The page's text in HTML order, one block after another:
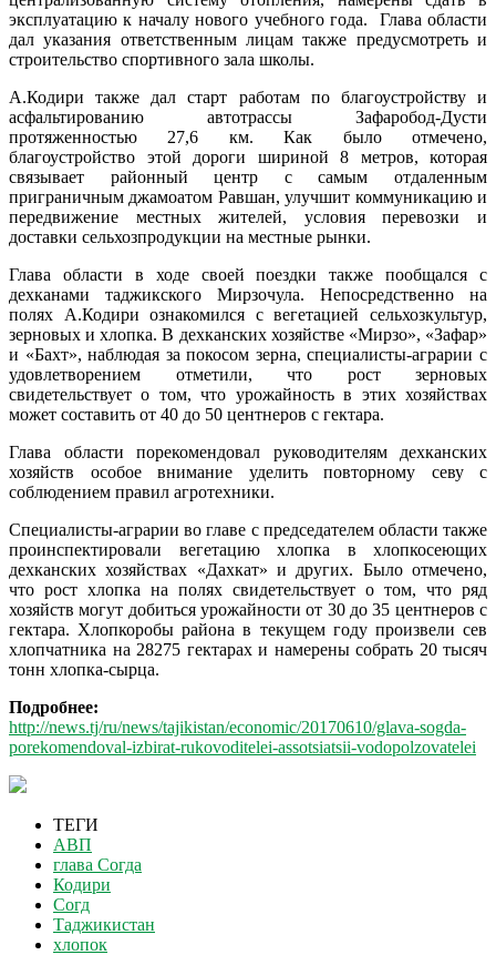
эксплуатацию к началу нового учебного года. Глава области
дал указания ответственным лицам также предусмотреть и
строительство спортивного зала школы.
А.Кодири также дал старт работам по благоустройству и
асфальтированию автотрассы Зафаробод-Дусти
протяженностью 27,6 км. Как было отмечено,
благоустройство этой дороги шириной 8 метров, которая
связывает районный центр с самым отдаленным
приграничным джамоатом Равшан, улучшит коммуникацию и
передвижение местных жителей, условия перевозки и
доставки сельхозпродукции на местные рынки.
Глава области в ходе своей поездки также пообщался с
дехканами таджикского Мирзочула. Непосредственно на
полях А.Кодири ознакомился с вегетацией сельхозкультур,
зерновых и хлопка. В дехканских хозяйстве «Мирзо», «Зафар»
и «Бахт», наблюдая за покосом зерна, специалисты-аграрии с
удовлетворением отметили, что рост зерновых
свидетельствует о том, что урожайность в этих хозяйствах
может составить от 40 до 50 центнеров с гектара.
Глава области порекомендовал руководителям дехканских
хозяйств особое внимание уделить повторному севу с
соблюдением правил агротехники.
Специалисты-аграрии во главе с председателем области также
проинспектировали вегетацию хлопка в хлопкосеющих
дехканских хозяйствах «Дахкат» и других. Было отмечено,
что рост хлопка на полях свидетельствует о том, что ряд
хозяйств могут добиться урожайности от 30 до 35 центнеров с
гектара. Хлопкоробы района в текущем году произвели сев
хлопчатника на 28275 гектарах и намерены собрать 20 тысяч
тонн хлопка-сырца.
Подробнее:
http://news.tj/ru/news/tajikistan/economic/20170610/glava-sogda-
porekomendoval-izbirat-rukovoditelei-assotsiatsii-vodopolzovatelei
ТЕГИ
АВП
глава Согда
Кодири
Согд
Таджикистан
хлопок